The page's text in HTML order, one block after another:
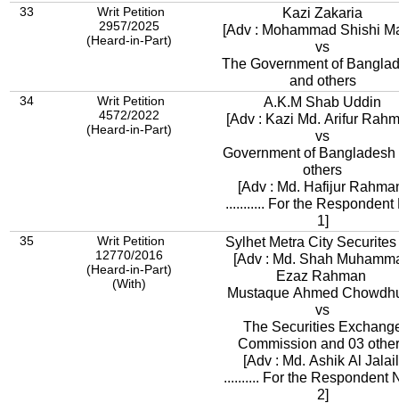
33
Writ Petition
2957/2025
(Heard-in-Part)
Kazi Zakaria
[Adv : Mohammad Shishi
vs
The Government of
and others
34
Writ Petition
4572/2022
(Heard-in-Part)
A.K.M Shab Uddin
[Adv : Kazi Md. Arifur
vs
Government of Bangladesh
others
[Adv : Md. Hafijur
........... For the Respondent
1]
35
Writ Petition
12770/2016
(Heard-in-Part)
(With)
Sylhet Metra City Securites
[Adv : Md. Shah
Ezaz Rahman
Mustaque Ahmed
vs
The Securities
Commission and 03
[Adv : Md. Ashik Al
.......... For the Respondent
2]